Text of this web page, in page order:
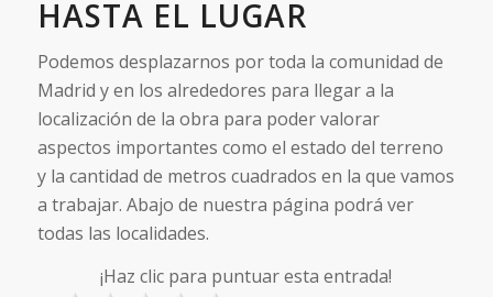
HASTA EL LUGAR
Podemos desplazarnos por toda la comunidad de
Madrid y en los alrededores para llegar a la
localización de la obra para poder valorar
aspectos importantes como el estado del terreno
y la cantidad de metros cuadrados en la que vamos
a trabajar. Abajo de nuestra página podrá ver
todas las localidades.
¡Haz clic para puntuar esta entrada!